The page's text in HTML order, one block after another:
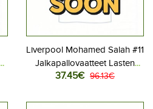
Liverpool Mohamed Salah #11
Jalkapallovaatteet Lasten
Kotipeliasu 2026-27
housut)
37.45€ 96.13€